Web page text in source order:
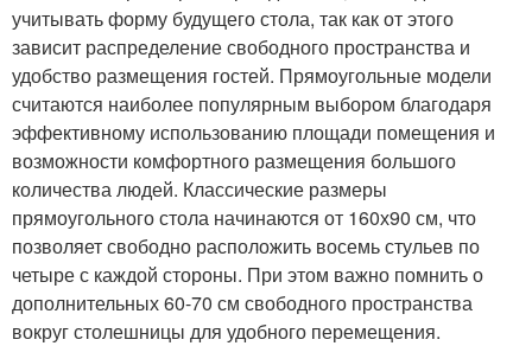
учитывать форму будущего стола, так как от этого
зависит распределение свободного пространства и
удобство размещения гостей. Прямоугольные модели
считаются наиболее популярным выбором благодаря
эффективному использованию площади помещения и
возможности комфортного размещения большого
количества людей. Классические размеры
прямоугольного стола начинаются от 160х90 см, что
позволяет свободно расположить восемь стульев по
четыре с каждой стороны. При этом важно помнить о
дополнительных 60-70 см свободного пространства
вокруг столешницы для удобного перемещения.